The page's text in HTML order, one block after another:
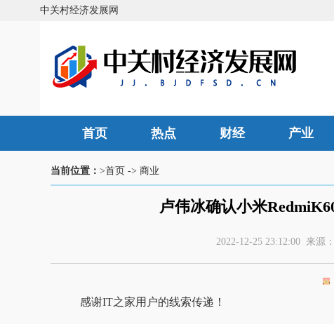
中关村经济发展网
首页 热点 财经 产业
当前位置： >首页 -> 商业
卢伟冰确认小米
2022-12-25 23:12:00 来
感谢IT之家用户的线索传递！